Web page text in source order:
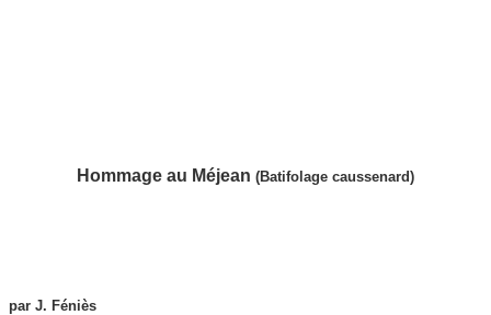
Hommage au Méjean (Batifolage caussenard)
par J. Féniès